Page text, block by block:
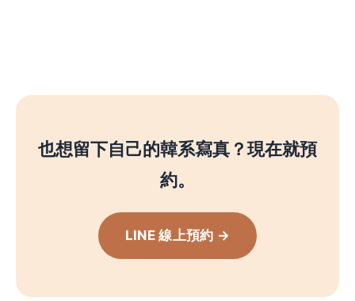
也想留下自己的韓系寫真？現在就預
約。
LINE 線上預約 →